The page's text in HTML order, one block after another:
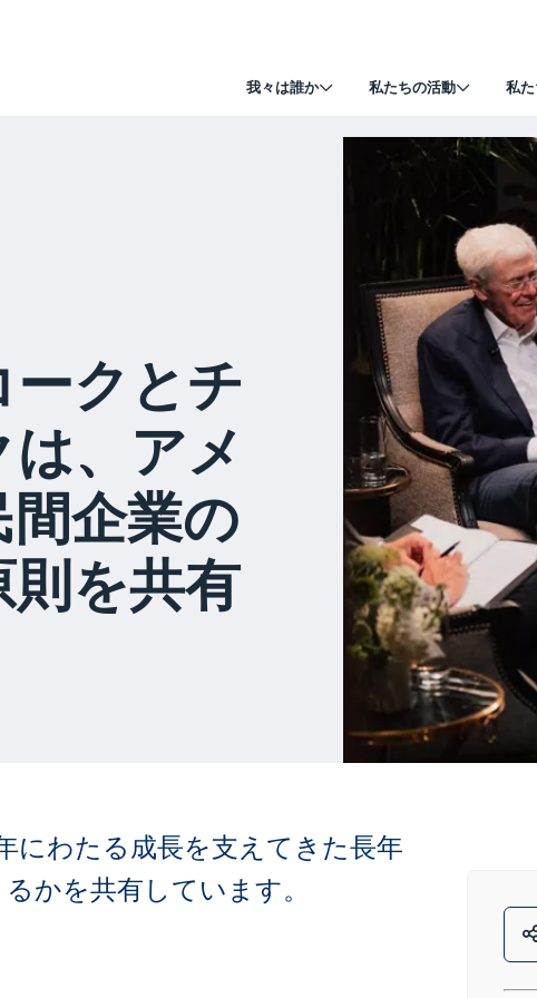
我々は誰か 私たちの活動 私
クとチ
、アメ
企業の
を共有
にわたる成長を支えてきた長年
かを共有しています。